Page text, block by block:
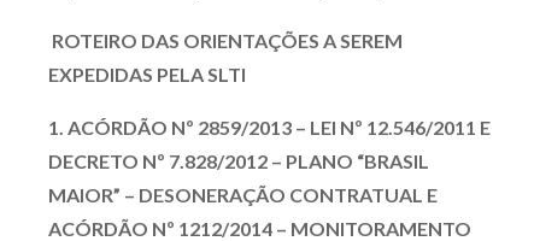
ROTEIRO DAS ORIENTAÇÕES A SEREM
EXPEDIDAS PELA SLTI
1. ACÓRDÃO Nº 2859/2013 – LEI Nº 12.546/2011 E
DECRETO Nº 7.828/2012 – PLANO “BRASIL
MAIOR” – DESONERAÇÃO CONTRATUAL E
ACÓRDÃO Nº 1212/2014 – MONITORAMENTO